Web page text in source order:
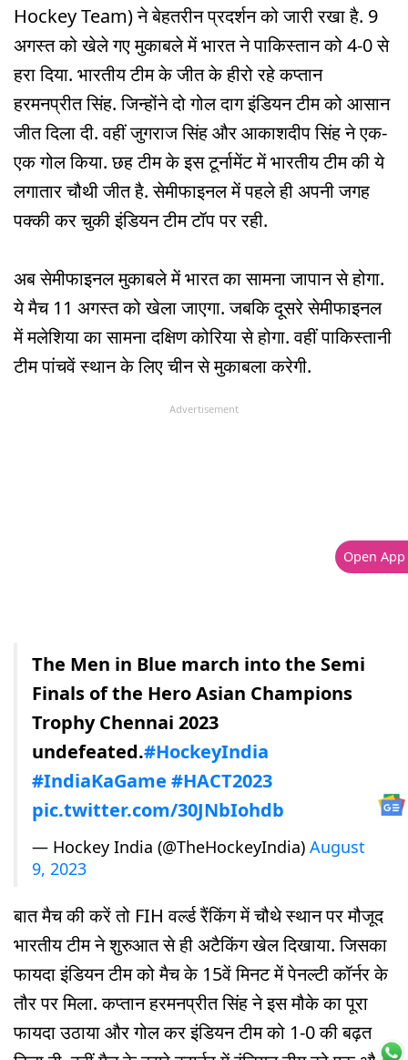
Hockey Team) ने बेहतरीन प्रदर्शन को जारी रखा है. 9
अगस्त को खेले गए मुकाबले में भारत ने पाकिस्तान को 4-0 से
हरा दिया. भारतीय टीम के जीत के हीरो रहे कप्तान
हरमनप्रीत सिंह. जिन्होंने दो गोल दाग इंडियन टीम को आसान
जीत दिला दी. वहीं जुगराज सिंह और आकाशदीप सिंह ने एक-
एक गोल किया. छह टीम के इस टूर्नामेंट में भारतीय टीम की ये
लगातार चौथी जीत है. सेमीफाइनल में पहले ही अपनी जगह
पक्की कर चुकी इंडियन टीम टॉप पर रही.
अब सेमीफाइनल मुकाबले में भारत का सामना जापान से होगा.
ये मैच 11 अगस्त को खेला जाएगा. जबकि दूसरे सेमीफाइनल
में मलेशिया का सामना दक्षिण कोरिया से होगा. वहीं पाकिस्तानी
टीम पांचवें स्थान के लिए चीन से मुकाबला करेगी.
Advertisement
The Men in Blue march into the Semi
Finals of the Hero Asian Champions
Trophy Chennai 2023
undefeated.#HockeyIndia
#IndiaKaGame #HACT2023
pic.twitter.com/30JNbIohdb
— Hockey India (@TheHockeyIndia) August
9, 2023
बात मैच की करें तो FIH वर्ल्ड रैंकिंग में चौथे स्थान पर मौजूद
भारतीय टीम ने शुरुआत से ही अटैकिंग खेल दिखाया. जिसका
फायदा इंडियन टीम को मैच के 15वें मिनट में पेनल्टी कॉर्नर के
तौर पर मिला. कप्तान हरमनप्रीत सिंह ने इस मौके का पूरा
फायदा उठाया और गोल कर इंडियन टीम को 1-0 की बढ़त
Open App